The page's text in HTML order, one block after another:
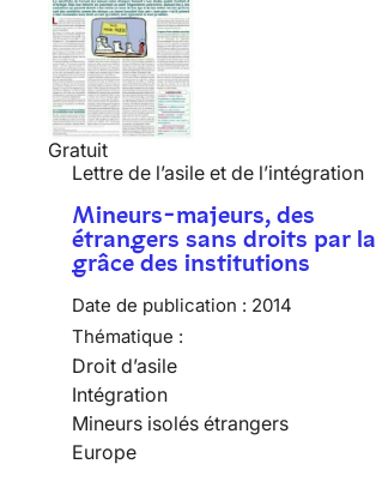
Gratuit
Lettre de l’asile et de l’intégration
Mineurs-majeurs, des
étrangers sans droits par la
grâce des institutions
Date de publication : 2014
Thématique :
Droit d’asile
Intégration
Mineurs isolés étrangers
Europe